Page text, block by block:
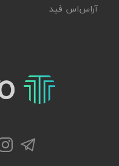
آر‌اس‌اس فید
تکراتو – زندگی با تکنولوژی
تلگرام